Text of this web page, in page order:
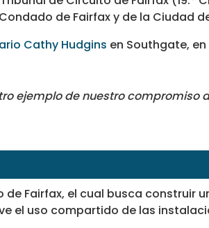
de Fairfax y de la Ciudad
Cathy Hudgins en Southgate,
ejemplo de nuestro compromiso
Fairfax, el cual busca construir
el uso compartido de las